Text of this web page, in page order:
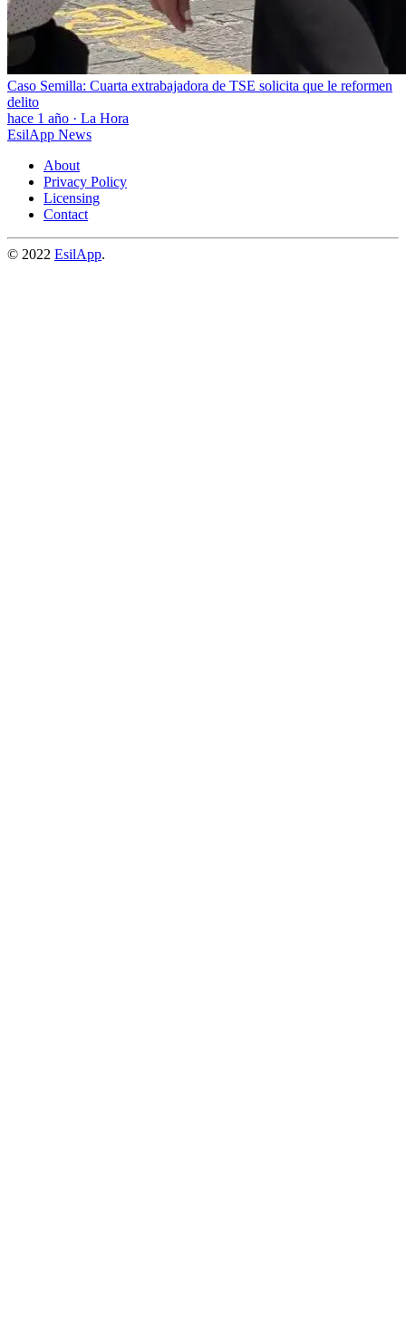
Caso Semilla: Cuarta extrabajadora de TSE solicita que le reformen
delito
hace 1 año · La Hora
EsilApp News
About
Privacy Policy
Licensing
Contact
© 2022 EsilApp.